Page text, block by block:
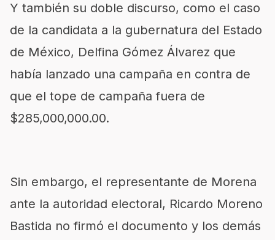
Y también su doble discurso, como el caso
de la candidata a la gubernatura del Estado
de México, Delfina Gómez Álvarez que
había lanzado una campaña en contra de
que el tope de campaña fuera de
$285,000,000.00.
Sin embargo, el representante de Morena
ante la autoridad electoral, Ricardo Moreno
Bastida no firmó el documento y los demás